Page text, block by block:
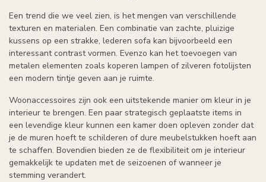
Een trend die we veel zien, is het mengen van verschillende
texturen en materialen. Een combinatie van zachte, pluizige
kussens op een strakke, lederen sofa kan bijvoorbeeld een
interessant contrast vormen. Evenzo kan het toevoegen van
metalen elementen zoals koperen lampen of zilveren fotolijsten
een modern tintje geven aan je ruimte.
Woonaccessoires zijn ook een uitstekende manier om kleur in je
interieur te brengen. Een paar strategisch geplaatste items in
een levendige kleur kunnen een kamer doen opleven zonder dat
je de muren hoeft te schilderen of dure meubelstukken hoeft aan
te schaffen. Bovendien bieden ze de flexibiliteit om je interieur
gemakkelijk te updaten met de seizoenen of wanneer je
stemming verandert.